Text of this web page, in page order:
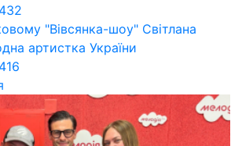
432
"Вівсянка-шоу" Cвітлана
артистка України
416